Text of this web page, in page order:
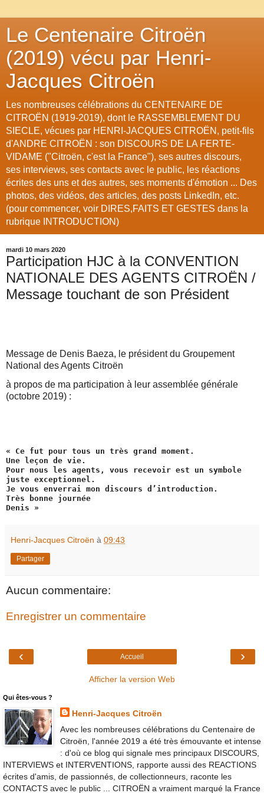
Le Centenaire Citroën
(2019) vécu par Henri-
Jacques Citroën
Les nombreuses célébrations du CENTENAIRE DE
CITROËN (1919-2019), dont le RASSEMBLEMENT DU
SIECLE, vécues par HENRI-JACQUES CITROËN, petit-fils
d'ANDRE CITROËN : son DISCOURS DE LA FERTE-
VIDAME ("Citroën, c'est la France"), ses autres discours,
ses interviews, ses contacts avec le public, les réactions
écrites des uns et des autres, ses moments d'émotion ... Des
photos, des vidéos, des articles, des posts LinkedIn, etc.
(pour commencer, voir DIRES,FAITS ET GESTES dans la
rubrique INTRODUCTION)
mardi 10 mars 2020
Participation HJC à la CONVENTION
NATIONALE DES AGENTS CITROËN /
Message touchant de son Président
Message de Denis Baeza, le président du Groupement
National des Agents Citroën
à propos de ma participation à leur assemblée générale
(octobre 2019) :
« Ce fut pour tous un très grand moment.
Une leçon de vie.
Pour nous les agents, vous recevoir est un symbole
juste exceptionnel.
Je vous enverrai mon discours d’introduction.
Très bonne journée
Denis »
Henri-Jacques Citroën à 09:43
Partager
Aucun commentaire:
Enregistrer un commentaire
‹ ›
Accueil
Afficher la version Web
Qui êtes-vous ?
Henri-Jacques Citroën
Avec les nombreuses célébrations du Centenaire de
Citroën, l'année 2019 a été très émouvante et intense
: d'où ce blog qui signale mes principaux DISCOURS,
INTERVIEWS et INTERVENTIONS, rapporte aussi des REACTIONS
écrites d'amis, de passionnés, de collectionneurs, raconte les
CONTACTS avec le public ... CITROËN a vraiment marqué la France